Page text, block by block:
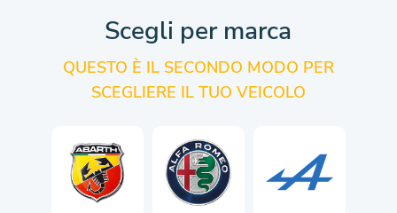
Scegli per marca
QUESTO È IL SECONDO MODO PER
SCEGLIERE IL TUO VEICOLO